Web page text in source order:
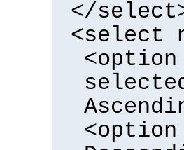
</
<select
<option